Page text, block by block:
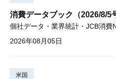
消費データブック（2026/8/5
2026年08月05日
米国